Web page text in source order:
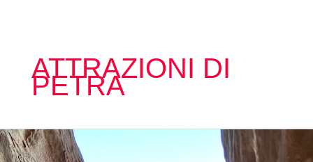
ATTRAZIONI DI
PETRA
COSA
VEDERE